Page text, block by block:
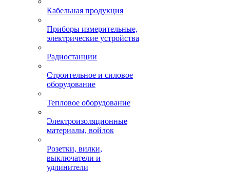
Кабельная продукция
Приборы измерительные,
электрические устройства
Радиостанции
Строительное и силовое
оборудование
Тепловое оборудование
Электроизоляционные
материалы, войлок
Розетки, вилки,
выключатели и
удлинители